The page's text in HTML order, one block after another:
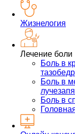
Жизнелогия
Лечение боли
Боль в
Боль в
Боль в